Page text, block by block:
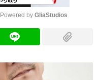
Powered by GliaStudios